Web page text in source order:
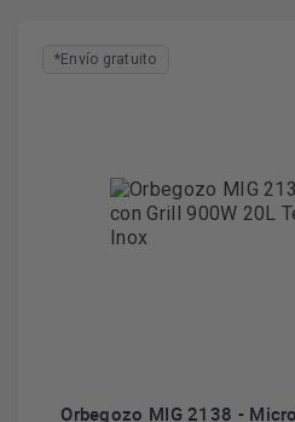
*Envío gratuito
Orbegozo MIG 2138 -